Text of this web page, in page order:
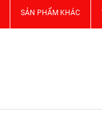
SẢN PHẨM KHÁC